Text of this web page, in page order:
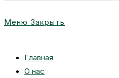
Меню Закрыть
Главная
О нас